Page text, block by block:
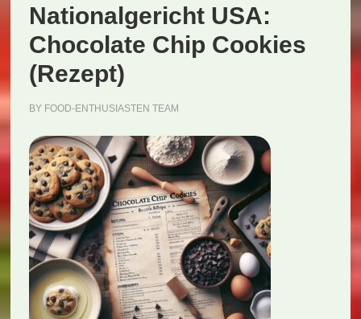
Nationalgericht USA:
Chocolate Chip Cookies
(Rezept)
BY FOOD-ENTHUSIASTEN TEAM